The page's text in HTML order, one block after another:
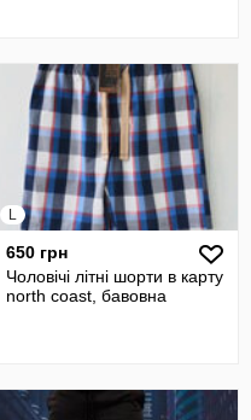
L
650 грн
Чоловічі літні шорти в карту
north coast, бавовна